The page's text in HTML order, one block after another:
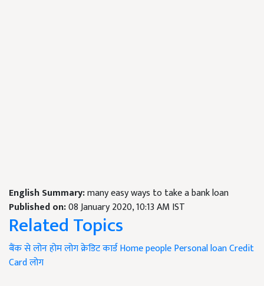
English Summary:many easy ways to take a bank loan
Published on:08 January 2020, 10:13 AM IST
Related Topics
बैंक से लोनहोम लोगक्रेडिट कार्डHome peoplePersonal loanCredit
Cardलोग